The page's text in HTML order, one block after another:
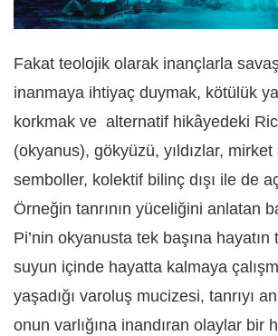
Fakat teolojik olarak inançlarla
inanmaya ihtiyaç duymak, kötülük
korkmak ve alternatif hikâyedeki
(okyanus), gökyüzü, yıldızlar,
semboller, kolektif bilinç dışı ile de
Örneğin tanrının yüceliğini anlatan
Pi’nin okyanusta tek başına hayatın
suyun içinde hayatta kalmaya
yaşadığı varoluş mucizesi, tanrıyı
onun varlığına inandıran olaylar bir